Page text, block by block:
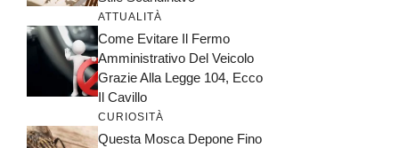
ATTUALITÀ
Come Evitare Il Fermo
Amministrativo Del Veicolo
Grazie Alla Legge 104, Ecco
Il Cavillo
CURIOSITÀ
Questa Mosca Depone Fino